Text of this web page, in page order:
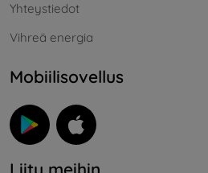
Yhteystiedot
Vihreä energia
Mobiilisovellus
Liity meihin